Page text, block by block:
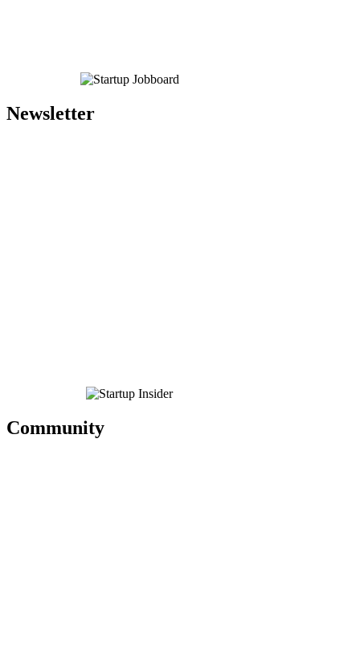
Newsletter
Community